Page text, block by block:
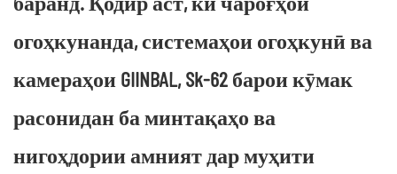
огоҳкунанда, системаҳои огоҳкунӣ ва
камераҳои GIINBAL, Sk-62 барои кӯмак
расонидан ба минтақаҳо ва
нигоҳдории амният дар муҳити